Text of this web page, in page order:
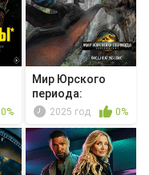
0%
Мир Юрского
периода:
Возрождение
2025 год 0%